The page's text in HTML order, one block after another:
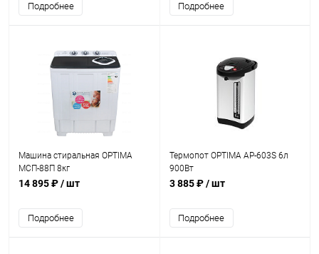
Подробнее Подробнее
Машина стиральная OPTIMA
МСП-88П 8кг
14 895 ₽/ шт
Подробнее
Термопот OPTIMA AP-603S 6л
900Вт
3 885 ₽/ шт
Подробнее